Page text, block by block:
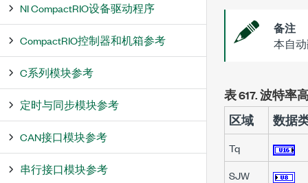
NI CompactRIO设备驱动程序
CompactRIO控制器和机箱参考
C系列模块参考
定时与同步模块参考
CAN接口模块参考
串行接口模块参考
备注
本自
表 617.波特率
区域
数据
Tq
SJW